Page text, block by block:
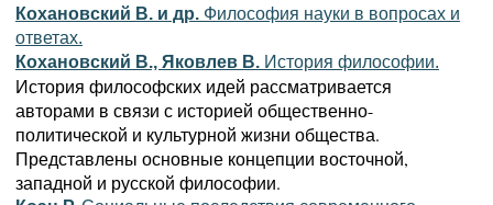
Кохановский В. и др. Философия науки в вопросах и
ответах.
Кохановский В., Яковлев В. История философии.
История философских идей рассматривается
авторами в связи с историей общественно-
политической и культурной жизни общества.
Представлены основные концепции восточной,
западной и русской философии.